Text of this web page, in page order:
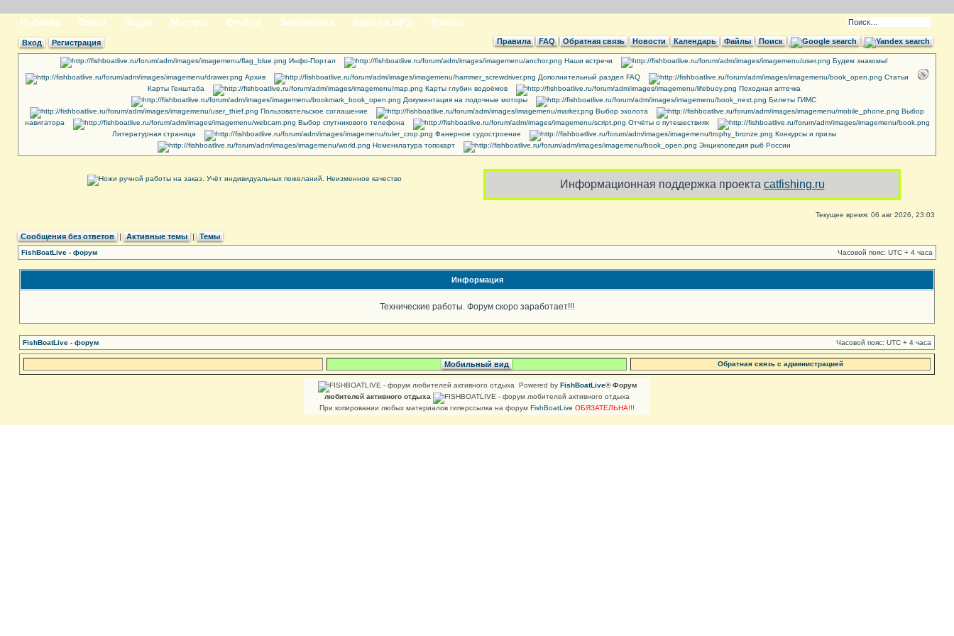
Рыбалка Охота Лодки Моторы Отчёты Экипировка Карты и GPS Разное
Вход Регистрация Правила FAQ Обратная связь Новости Календарь Файлы Поиск
Инфо-Портал Наши встречи Будем знакомы!
Архив Дополнительный раздел FAQ
Cтатьи
Карты Генштаба
Карты глубин водоёмов
Походная аптечка
Документация на лодочные моторы
Билеты ГИМС
Пользовательское соглашение
Выбор эхолота
Выбор
навигатора
Выбор спутникового телефона
Отчёты о путешествиях
Литературная страница
Фанерное судостроение
Конкурсы и призы
Номенклатура топокарт
Энциклопедия рыб России
Информационная поддержка проекта catfishing.ru
Текущее время: 06 авг 2026, 23:03
Сообщения без ответов | Активные темы | Темы
FishBoatLive - форум Часовой пояс: UTC + 4 часа
Информация
Технические работы. Форум скоро заработает!!!
FishBoatLive - форум Часовой пояс: UTC + 4 часа
Мобильный вид Обратная связь с администрацией
Powered by FishBoatLive® Форум
любителей активного отдыха
При копировании любых материалов гиперссылка на форум FishBoatLive ОБЯЗАТЕЛЬНА!!!